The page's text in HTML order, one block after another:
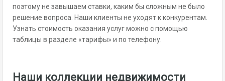
поэтому не завышаем ставки, каким бы сложным не было
решение вопроса. Наши клиенты не уходят к конкурентам.
Узнать стоимость оказания услуг можно с помощью
таблицы в разделе «тарифы» и по телефону.
Наши коллекции недвижимости